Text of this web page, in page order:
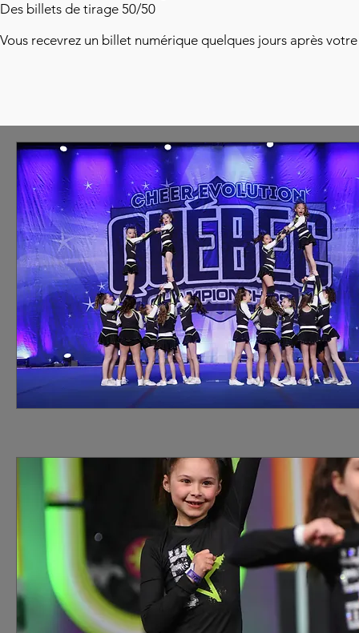
Des billets de tirage 50/50
Vous recevrez un billet numérique quelques jours après